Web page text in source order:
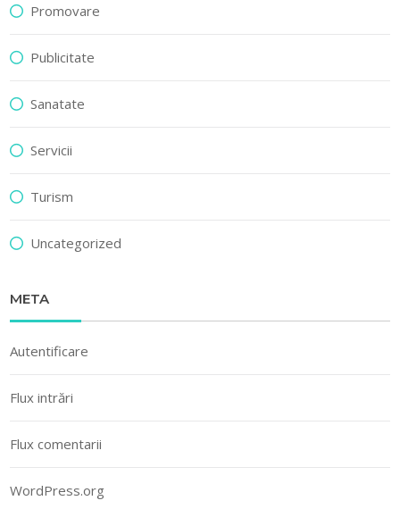
Promovare
Publicitate
Sanatate
Servicii
Turism
Uncategorized
META
Autentificare
Flux intrări
Flux comentarii
WordPress.org